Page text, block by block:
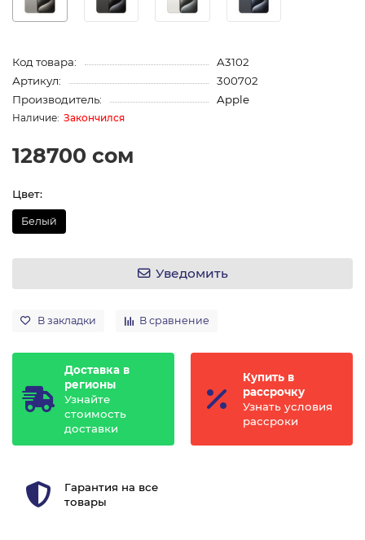
Код товара:
A3102
Артикул:
300702
Производитель:
Apple
Закончился
128700 сом
Цвет:
Белый
Уведомить
В закладки В сравнение
Доставка в
регионы
Узнайте
стоимость
доставки
Купить в
рассрочку
Узнать условия
рассроки
Гарантия на все
товары